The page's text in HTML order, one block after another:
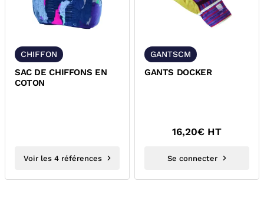
CHIFFON
SAC DE CHIFFONS EN
COTON
Voir les 4 références
GANTSCM
GANTS DOCKER
16,20€ HT
Se connecter